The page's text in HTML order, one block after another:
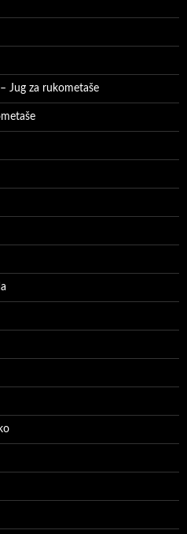
Jug za rukometaše